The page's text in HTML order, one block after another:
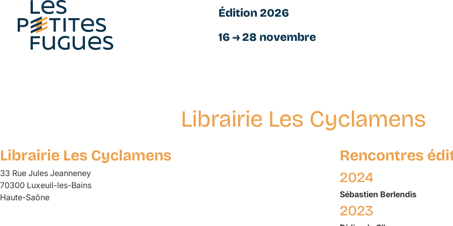
principal
Édition 2026
16 → 28 novembre
Librairie Les Cyclamens
Librairie Les Cyclamens
33 Rue Jules Jeanneney
70300 Luxeuil-les-Bains
Haute-Saône
Rencontres
2024
Sébastien Berlendis
2023